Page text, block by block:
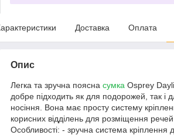
Доставка Оплата
Опис
Легка та зручна поясна сумка Osprey
добре підходить як для подорожей, так і
носіння. Вона має просту систему
корисних відділень для розміщення
Особливості: - зручна система кріплення